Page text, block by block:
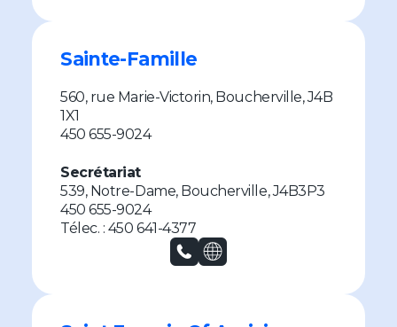
Sainte-Famille
560, rue Marie-Victorin, Boucherville, J4B
1X1
450 655-9024
Secrétariat
539, Notre-Dame, Boucherville, J4B3P3
450 655-9024
Télec. : 450 641-4377